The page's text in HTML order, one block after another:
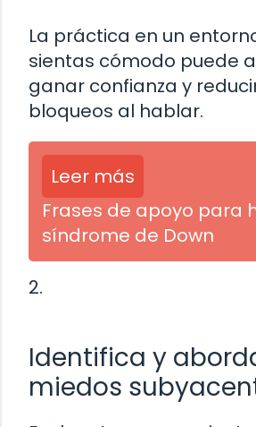
La práctica en un
sientas cómodo puede
ganar confianza y
bloqueos al hablar.
Leer más
Frases de apoyo para
síndrome de Down
2.
Identifica y
miedos